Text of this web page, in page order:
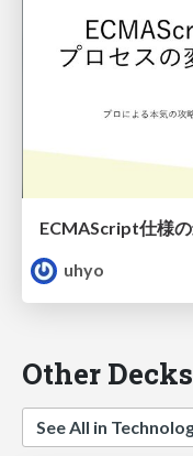
uhyo
Other
See All in